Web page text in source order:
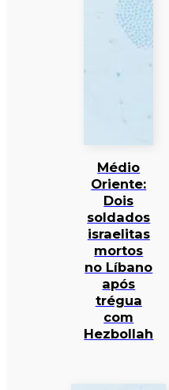
Médio
Oriente:
Dois
soldados
israelitas
mortos
no Líbano
após
trégua
com
Hezbollah